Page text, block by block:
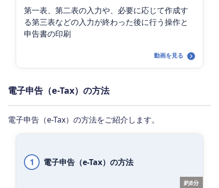
第一表、第二表の入力や、必要に応じて作成す
る第三表などの入力が終わった後に行う操作と
申告書の印刷
動画を見る
電子申告（e-Tax）の方法
電子申告（e-Tax）の方法をご紹介します。
1 電子申告（e-Tax）の方法
約8分